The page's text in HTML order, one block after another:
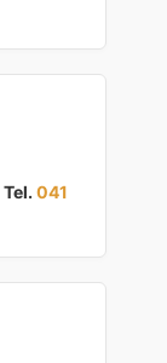
Tel. 041